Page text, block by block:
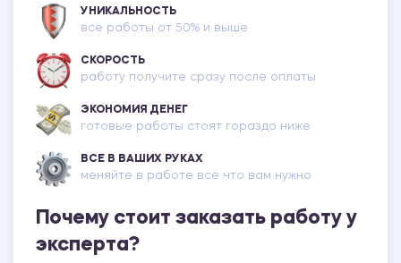
УНИКАЛЬНОСТЬ
все работы от 50% и выше
СКОРОСТЬ
работу получите сразу после оплаты
ЭКОНОМИЯ ДЕНЕГ
готовые работы стоят гораздо ниже
ВСЕ В ВАШИХ РУКАХ
меняйте в работе всё что вам нужно
Почему стоит заказать работу у
эксперта?